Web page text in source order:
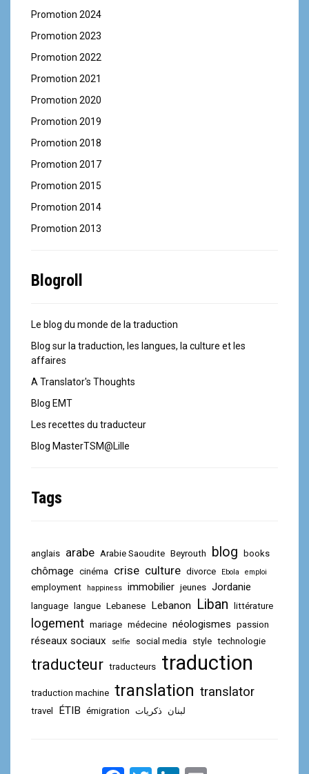
Promotion 2024
Promotion 2023
Promotion 2022
Promotion 2021
Promotion 2020
Promotion 2019
Promotion 2018
Promotion 2017
Promotion 2015
Promotion 2014
Promotion 2013
Blogroll
Le blog du monde de la traduction
Blog sur la traduction, les langues, la culture et les
affaires
A Translator's Thoughts
Blog EMT
Les recettes du traducteur
Blog MasterTSM@Lille
Tags
anglais arabe Arabie Saoudite Beyrouth blog books
chômage cinéma crise culture divorce Ebola emploi
employment happiness immobilier jeunes Jordanie
language langue Lebanese Lebanon Liban littérature
logement mariage médecine néologismes passion
réseaux sociaux selfie social media style technologie
traducteur traducteurs traduction
traduction machine translation translator
travel ÉTIB émigration ذكريات لبنان